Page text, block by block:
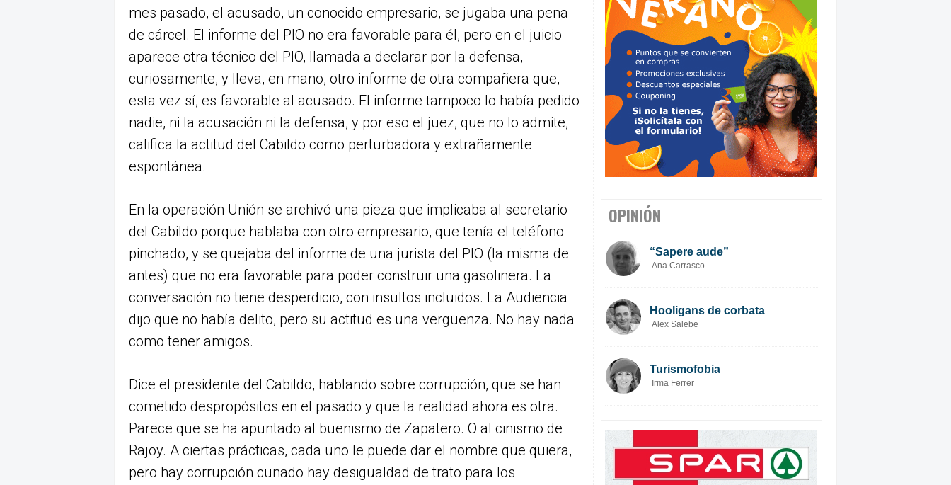
mes pasado, el acusado, un conocido empresario, se jugaba una pena
de cárcel. El informe del PIO no era favorable para él, pero en el juicio
aparece otra técnico del PIO, llamada a declarar por la defensa,
curiosamente, y lleva, en mano, otro informe de otra compañera que,
esta vez sí, es favorable al acusado. El informe tampoco lo había pedido
nadie, ni la acusación ni la defensa, y por eso el juez, que no lo admite,
califica la actitud del Cabildo como perturbadora y extrañamente
espontánea.
En la operación Unión se archivó una pieza que implicaba al secretario
del Cabildo porque hablaba con otro empresario, que tenía el teléfono
pinchado, y se quejaba del informe de una jurista del PIO (la misma de
antes) que no era favorable para poder construir una gasolinera. La
conversación no tiene desperdicio, con insultos incluidos. La Audiencia
dijo que no había delito, pero su actitud es una vergüenza. No hay nada
como tener amigos.
Dice el presidente del Cabildo, hablando sobre corrupción, que se han
cometido despropósitos en el pasado y que la realidad ahora es otra.
Parece que se ha apuntado al buenismo de Zapatero. O al cinismo de
Rajoy. A ciertas prácticas, cada uno le puede dar el nombre que quiera,
pero hay corrupción cunado hay desigualdad de trato para los
OPINIÓN
“Sapere aude”
Ana Carrasco
Hooligans de corbata
Alex Salebe
Turismofobia
Irma Ferrer